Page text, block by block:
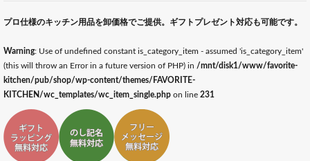
プロ仕様のキッチン用品を卸価格でご提供。ギフトプレゼント対応も可能です。
Warning: Use of undefined constant is_category_item - assumed 'is_category_item'
(this will throw an Error in a future version of PHP) in /mnt/disk1/www/favorite-
kitchen/pub/shop/wp-content/themes/FAVORITE-
KITCHEN/wc_templates/wc_item_single.php on line 231
ギフトラッピング対応ギフトのし記名対応